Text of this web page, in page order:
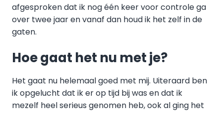
afgesproken dat ik nog één keer voor controle ga
over twee jaar en vanaf dan houd ik het zelf in de
gaten.
Hoe gaat het nu met je?
Het gaat nu helemaal goed met mij. Uiteraard ben
ik opgelucht dat ik er op tijd bij was en dat ik
mezelf heel serieus genomen heb, ook al ging het